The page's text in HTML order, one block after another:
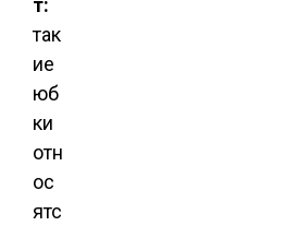
т:
так
ие
юб
ки
отн
ос
ятс